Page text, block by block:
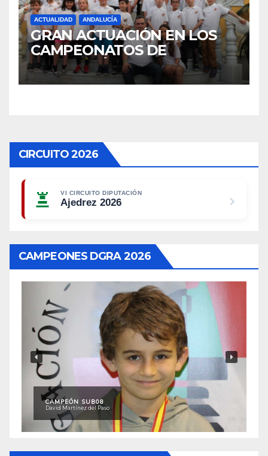
ACTUALIDAD ANDALUCÍA
GRAN ACTUACIÓN EN LOS
CAMPEONATOS DE
ANDALUCÍA DE MENORES
2025
CIRCUITO 2026
VI CIRCUITO DIPUTACIÓN
Ajedrez 2026
CAMPEONES DGRA 2026
CAMPEÓN SUB08
David Martínez del Paso